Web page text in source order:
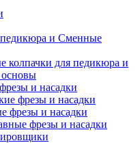
и Сменные
колпачки для педикюра и
и насадки
фрезы и насадки
фрезы и насадки
фрезы и насадки